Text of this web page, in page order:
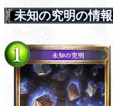
未知の究明の情報